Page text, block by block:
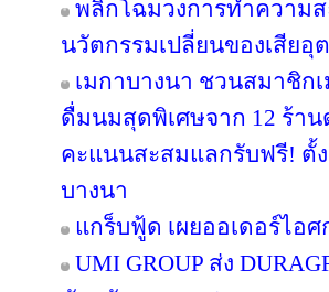
พลิกโฉมวงการทำความส
นวัตกรรมเปลี่ยนของเสีย
เมกาบางนา ชวนสมาชิก
ดื่มนมสุดพิเศษจาก 12 ร้าน
คะแนนสะสมแลกรับฟรี! ตั้
บางนา
แกร็บฟู้ด เผยออเดอร์ไอศ
UMI GROUP ส่ง